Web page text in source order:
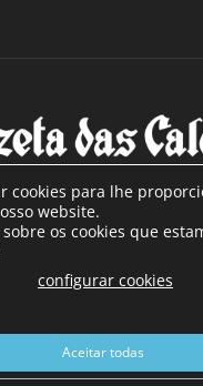
SOBRE NÓS
Caldas da Rainha e mais
Leiria, com mais de
Jornal com
e assinatura
cookies para lhe
website.
os cookies que
configurar cookies
Aceitar todas